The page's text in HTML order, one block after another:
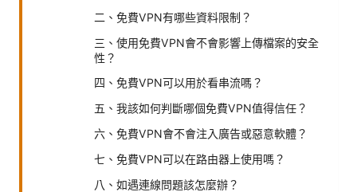
二、免費VPN有哪些資料限制？
三、使用免費VPN會不會影響上傳檔案的安全
性？
四、免費VPN可以用於看串流嗎？
五、我該如何判斷哪個免費VPN值得信任？
六、免費VPN會不會注入廣告或惡意軟體？
七、免費VPN可以在路由器上使用嗎？
八、如遇連線問題該怎麼辦？